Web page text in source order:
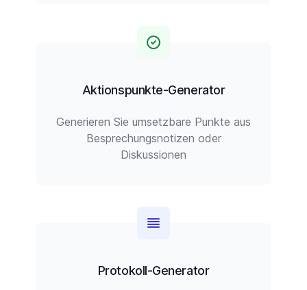
Aktionspunkte-Generator
Generieren Sie umsetzbare Punkte aus
Besprechungsnotizen oder
Diskussionen
Protokoll-Generator